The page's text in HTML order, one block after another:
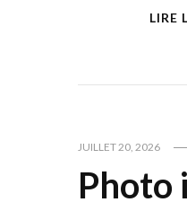
LIRE
JUILLET 20, 2026
Photo